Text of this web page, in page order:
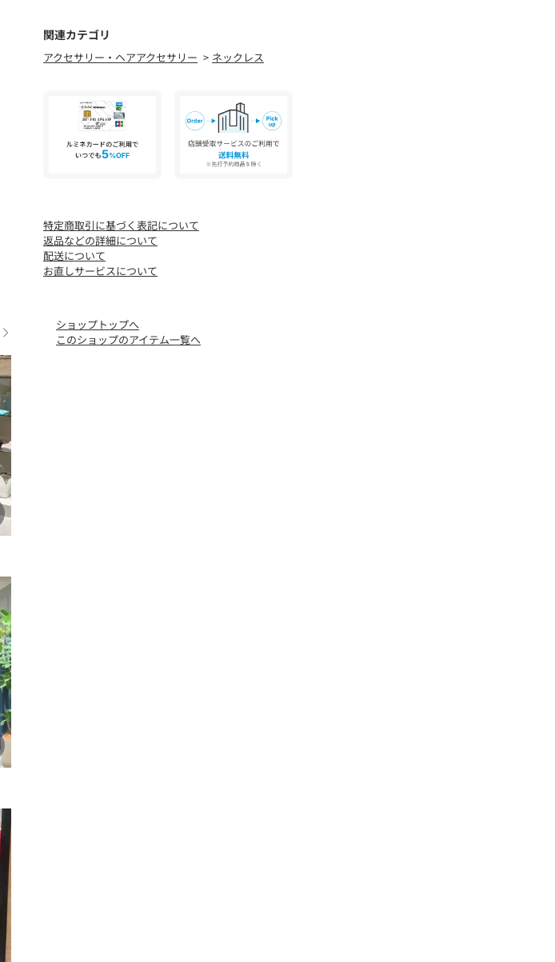
アクリル 100% 合金 真鍮
--------------------------------------------------------------------------------
『♡』をクリックでお気に入り登録
✓「商品のお気に入り登録」で・・・
ラスト1点や再入荷の通知が届きます。登録して頂いた商品だけが対象とな
る、あなただけのタイムセールが開催されることも！
受け取ることができますので、ご登録をおすすめします！
--------------------------------------------------------------------------------
【注意点】
※画像の商品は光の照射や角度、お使いのモニター環境により、
※お客様への発送が店頭販売より遅れる場合もあります。
※追加生産商品は、一部の店舗、通販で販売中の場合がございます。
関連カテゴリ
アクセサリー・ヘアアクセサリー ネックレス
特定商取引に基づく表記について
返品などの詳細について
配送について
お直しサービスについて
ショップトップへ
このショップのアイテム一覧へ